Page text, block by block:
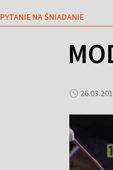
PYTANIE NA ŚNIADANIE